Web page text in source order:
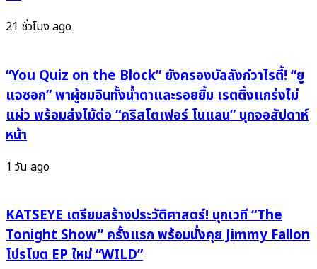
เต้น
ตัว
เพลง
รัก
“อยาก
เป็น
ของ
เธอ
(I
Wanna
Be
พร้อม
ทวง
บัลลังก์
วง
21 ชั่วโมง ago
“You Quiz on the Block” ยังครองบัลลังก์วาไรตี้! “ยู
แจซอก” พาผู้ชมอินทั้งน้ำตาและรอยยิ้ม เรตติ้งแกร่งไม่
แผ่ว พร้อมส่งไม้ต่อ “คริสโตเฟอร์ โนแลน” บุกจอสัปดาห์
หน้า
1 วัน ago
KATSEYE เตรียมสร้างประวัติศาสตร์! บุกเวที “The
Tonight Show” ครั้งแรก พร้อมนั่งคุย Jimmy Fallon
โปรโมต EP ใหม่ “WILD”